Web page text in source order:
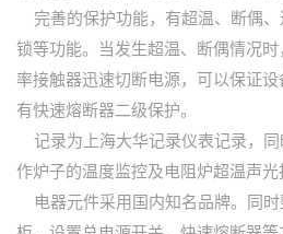
完善的保护功能，有超温、断偶
锁等功能。当发生超温、断偶情况
率接触器迅速切断电源，可以保证
有快速熔断器二级保护。
记录为上海大华记录仪表记录，
作炉子的温度监控及电阻炉超温声光
电器元件采用国内知名品牌。同